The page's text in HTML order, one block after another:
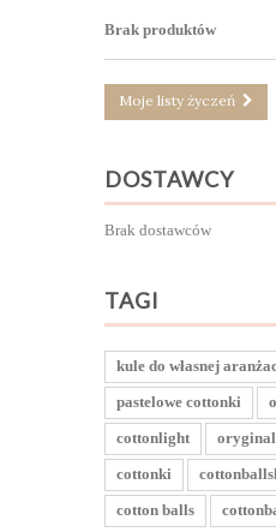
Brak produktów
Moje listy życzeń
DOSTAWCY
Brak dostawców
TAGI
kule do własnej
pastelowe cottonki
cottonlight
cottonki
cotton balls